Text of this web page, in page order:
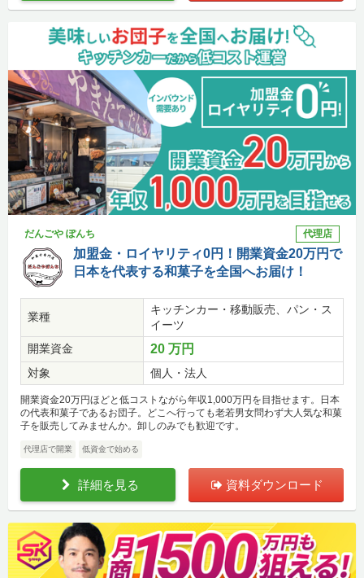
だんごや ぽんち 代理店
加盟金・ロイヤリティ0円！開業資金20万円で
日本を代表する和菓子を全国へお届け！
業種
キッチンカー・移動販売、パン・ス
イーツ
開業資金
20 万円
対象 個人・法人
開業資金20万円ほどと低コストながら年収1,000万円を目指せます。日本
の代表和菓子であるお団子。どこへ行っても老若男女問わず大人気な和菓
子を販売してみませんか。卸しのみでも歓迎です。
代理店で開業 低資金で始める
詳細を見る 資料ダウンロード